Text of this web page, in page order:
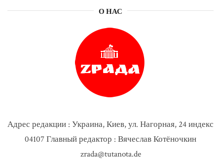
О НАС
Адрес редакции : Украина, Киев, ул. Нагорная, 24 индекс
04107 Главный редактор : Вячеслав Котёночкин
zrada@tutanota.de